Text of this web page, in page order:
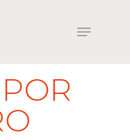
to close